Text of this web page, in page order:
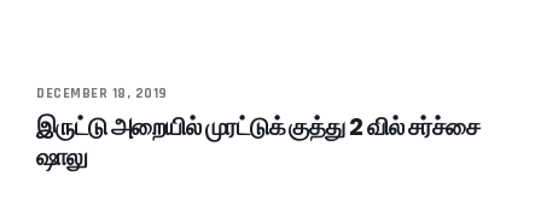
DECEMBER 18, 2019
இருட்டு அறையில் முரட்டுக் குத்து 2 வில் சர்ச்சை
ஷாலு